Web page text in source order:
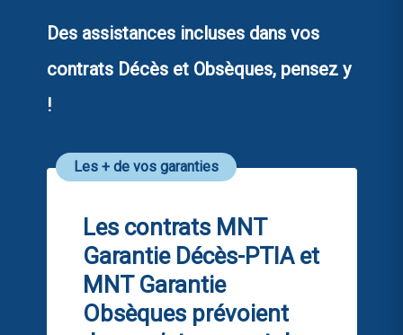
Des assistances incluses dans vos
contrats Décès et Obsèques, pensez y
!
Les + de vos garanties
Les contrats MNT
Garantie Décès-PTIA et
MNT Garantie
Obsèques prévoient